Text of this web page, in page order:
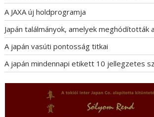
A JAXA új holdprogramja
Japán találmányok, amelyek meghódították
A japán vasúti pontosság titkai
A japán mindennapi etikett 10 jellegzetes